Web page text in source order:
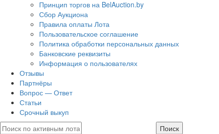
Принцип торгов на BelAuction.by
Сбор Аукциона
Правила оплаты Лота
Пользовательское соглашение
Политика обработки персональных данных
Банковские реквизиты
Информация о пользователях
Отзывы
Партнёры
Вопрос — Ответ
Статьи
Срочный выкуп